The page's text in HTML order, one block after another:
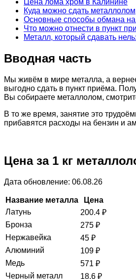
Куда можно сдать металлолом
Основные способы обмана на
Что можно отнести в пункт
Металл, который сдавать
Вводная часть
Мы живём в мире металла, а
выгодно сдать в пункт приёма.
Вы собираете металлолом,
В то же время, занятие это
прибавятся расходы на бензин и
Цена за 1 кг
Дата обновление: 06.08.26
Название металла
Цена
Латунь
200.4 ₽
Бронза
275 ₽
Нержавейка
45 ₽
Алюминий
109 ₽
Медь
571 ₽
Черный металл
18.6 ₽